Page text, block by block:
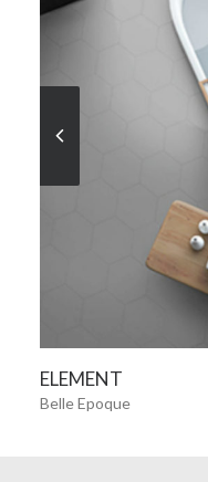
ELEMENT
Belle Epoque